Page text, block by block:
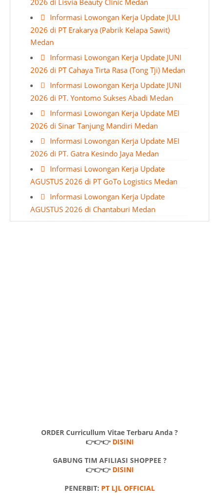
2026 di Lisvia Beauty Clinic Medan
Informasi Lowongan Kerja Update JULI
2026 di PT Erakarya (Pabrik Kelapa Sawit)
Medan
Informasi Lowongan Kerja Update JUNI
2026 di PT Cahaya Tirta Rasa (Tong Tji) Medan
Informasi Lowongan Kerja Update JUNI
2026 di PT. Yontomo Sukses Abadi Medan
Informasi Lowongan Kerja Update MEI
2026 di Sinar Tanjung Mandiri Medan
Informasi Lowongan Kerja Update MEI
2026 di PT. Gatra Kesindo Jaya Medan
Informasi Lowongan Kerja Update
AGUSTUS 2026 di PT GoTo Logistics Medan
Informasi Lowongan Kerja Update
AGUSTUS 2026 di Chantaburi Medan
ORDER Curricullum Vitae Terbaru Anda ?
👉👉👉 DISINI
GABUNG TIM AFILIASI SHOPPEE ?
👉👉👉 DISINI
PENERBIT: PT LJL OFFICIAL